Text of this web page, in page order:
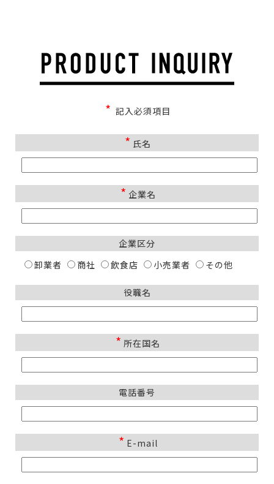
* 記入必須項目
* 氏名
* 企業名
企業区分
卸業者
商社 飲食店 小売業者 その他
役職名
* 所在国名
電話番号
* E-mail